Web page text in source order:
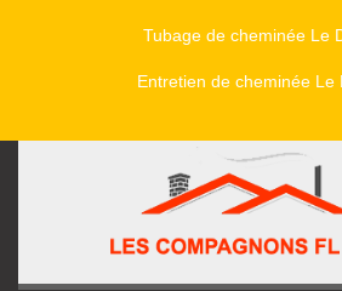
Tubage de cheminée Le
Entretien de cheminée Le